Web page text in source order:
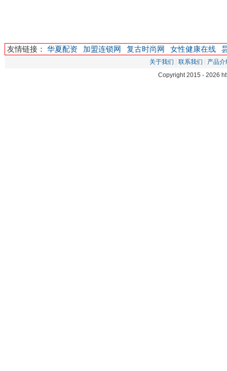
友情链接： 华夏配资 加盟连锁网 复古时尚网 女性健康在线
关于我们 联系我们
产品介
Copyright 2015 - 2026